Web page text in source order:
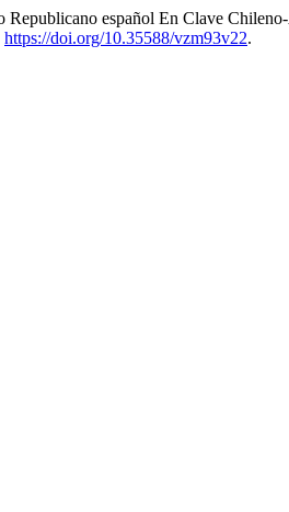
español En Clave
https://doi.org/10.35588/vzm93v22.